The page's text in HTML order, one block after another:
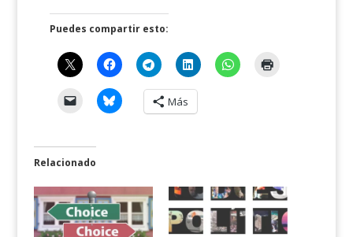
Puedes compartir esto:
Más
Relacionado